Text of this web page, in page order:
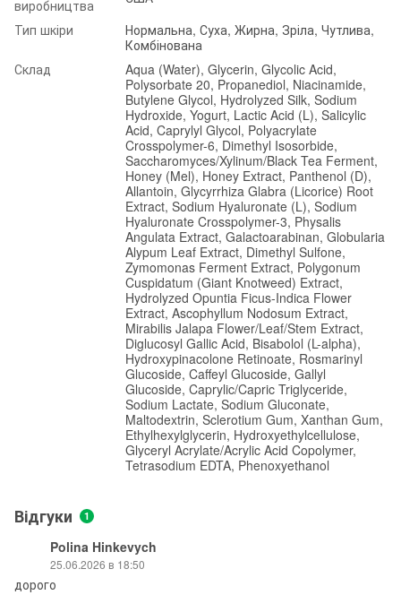
виробництва
Тип шкіри
Нормальна, Суха, Жирна, Зріла, Чутлива,
Комбінована
Склад
Aqua (Water), Glycerin, Glycolic Acid,
Polysorbate 20, Propanediol, Niacinamide,
Butylene Glycol, Hydrolyzed Silk, Sodium
Hydroxide, Yogurt, Lactic Acid (L), Salicylic
Acid, Caprylyl Glycol, Polyacrylate
Crosspolymer-6, Dimethyl Isosorbide,
Saccharomyces/Xylinum/Black Tea Ferment,
Honey (Mel), Honey Extract, Panthenol (D),
Allantoin, Glycyrrhiza Glabra (Licorice) Root
Extract, Sodium Hyaluronate (L), Sodium
Hyaluronate Crosspolymer-3, Physalis
Angulata Extract, Galactoarabinan, Globularia
Alypum Leaf Extract, Dimethyl Sulfone,
Zymomonas Ferment Extract, Polygonum
Cuspidatum (Giant Knotweed) Extract,
Hydrolyzed Opuntia Ficus-Indica Flower
Extract, Ascophyllum Nodosum Extract,
Mirabilis Jalapa Flower/Leaf/Stem Extract,
Diglucosyl Gallic Acid, Bisabolol (L-alpha),
Hydroxypinacolone Retinoate, Rosmarinyl
Glucoside, Caffeyl Glucoside, Gallyl
Glucoside, Caprylic/Capric Triglyceride,
Sodium Lactate, Sodium Gluconate,
Maltodextrin, Sclerotium Gum, Xanthan Gum,
Ethylhexylglycerin, Hydroxyethylcellulose,
Glyceryl Acrylate/Acrylic Acid Copolymer,
Tetrasodium EDTA, Phenoxyethanol
Відгуки 1
Polina Hinkevych
25.06.2026 в 18:50
дорого